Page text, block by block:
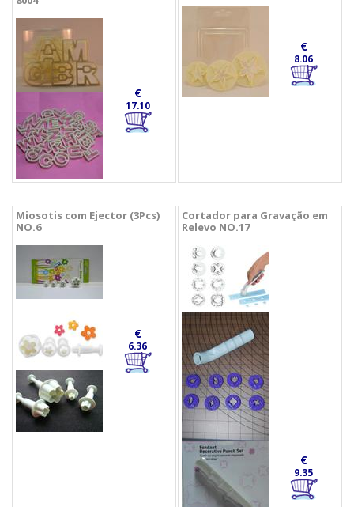
€
17.10
€
8.06
Miosotis com Ejector (3Pcs)
NO.6
€
6.36
Cortador para Gravação em
Relevo NO.17
€
9.35